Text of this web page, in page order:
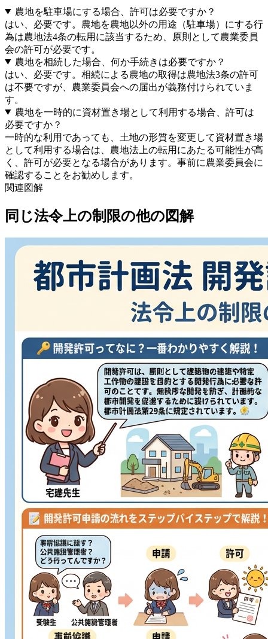
農地を駐車場にする場合、許可は必要ですか？
はい、必要です。農地を農地以外の用途（駐車場）にする行
為は農地法4条の転用に該当するため、原則として農業委員
会の許可が必要です。
農地を相続した場合、何か手続きは必要ですか？
はい、必要です。相続による農地の取得は農地法3条の許可
は不要ですが、農業委員会への届出が義務付けられていま
す。
農地を一時的に資材置き場として利用する場合、許可は
必要ですか？
一時的な利用であっても、土地の形質を変更して資材置き場
として利用する場合は、農地法上の転用にあたる可能性が高
く、許可が必要となる場合があります。事前に農業委員会に
確認することをお勧めします。
関連図解
同じ法令上の制限の他の図解